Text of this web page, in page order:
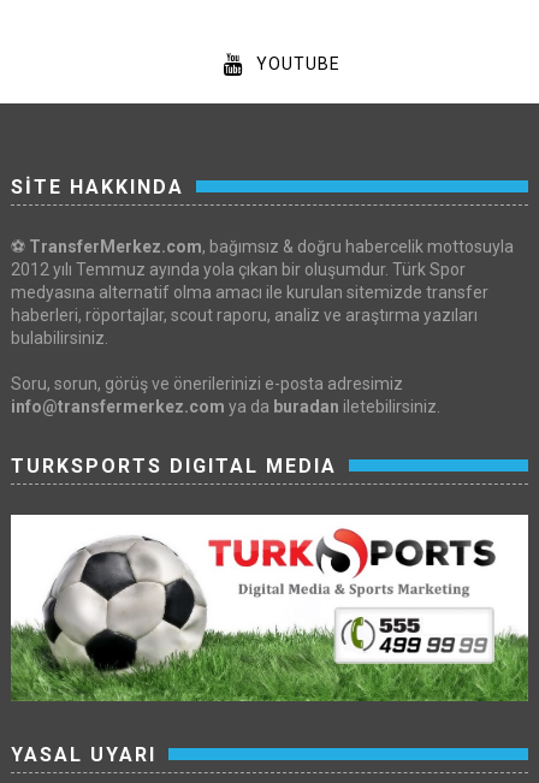
YOUTUBE
SİTE HAKKINDA
⚽ TransferMerkez.com, bağımsız & doğru habercelik mottosuyla
2012 yılı Temmuz ayında yola çıkan bir oluşumdur. Türk Spor
medyasına alternatif olma amacı ile kurulan sitemizde transfer
haberleri, röportajlar, scout raporu, analiz ve araştırma yazıları
bulabilirsiniz.
Soru, sorun, görüş ve önerilerinizi e-posta adresimiz
info@transfermerkez.com ya da buradan iletebilirsiniz.
TURKSPORTS DIGITAL MEDIA
YASAL UYARI